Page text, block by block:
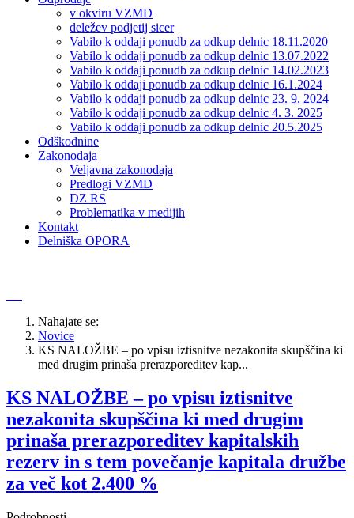
v okviru VZMD
deležev podjetij sicer
Vabilo k oddaji ponudb za odkup delnic 18.11.2020
Vabilo k oddaji ponudb za odkup delnic 13.07.2022
Vabilo k oddaji ponudb za odkup delnic 14.02.2023
Vabilo k oddaji ponudb za odkup delnic 16.1.2024
Vabilo k oddaji ponudb za odkup delnic 23. 9. 2024
Vabilo k oddaji ponudb za odkup delnic 4. 3. 2025
Vabilo k oddaji ponudb za odkup delnic 20.5.2025
Odškodnine
Zakonodaja
Veljavna zakonodaja
Predlogi VZMD
DZ RS
Problematika v medijih
Kontakt
Delniška OPORA
Nahajate se:
Novice
KS NALOŽBE – po vpisu iztisnitve nezakonita skupščina ki
med drugim prinaša prerazporeditev kap...
KS NALOŽBE – po vpisu iztisnitve
nezakonita skupščina ki med drugim
prinaša prerazporeditev kapitalskih
rezerv in s tem povečanje kapitala družbe
za več kot 2.400 %